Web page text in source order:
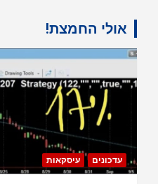
אולי החמצת!
עדכונים עיסקאות